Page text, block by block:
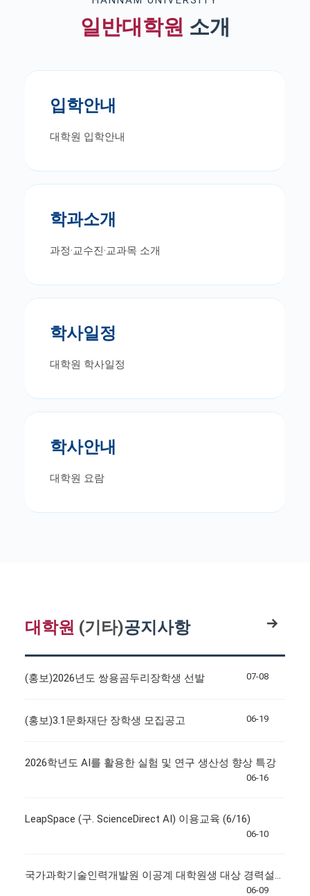
일반대학원 소개
입학안내
대학원 입학안내
학과소개
과정·교수진·교과목 소개
학사일정
대학원 학사일정
학사안내
대학원 요람
대학원 (기타)공지사항
(홍보)2026년도 쌍용곰두리장학생 선발 07-08
(홍보)3.1문화재단 장학생 모집공고 06-19
2026학년도 AI를 활용한 실험 및 연구 생산성 향상 특강
06-16
LeapSpace (구. ScienceDirect AI) 이용교육 (6/16)
06-10
국가과학기술인력개발원 이공계 대학원생 대상 경력설계 교육 개최(선착순 마감)
06-09